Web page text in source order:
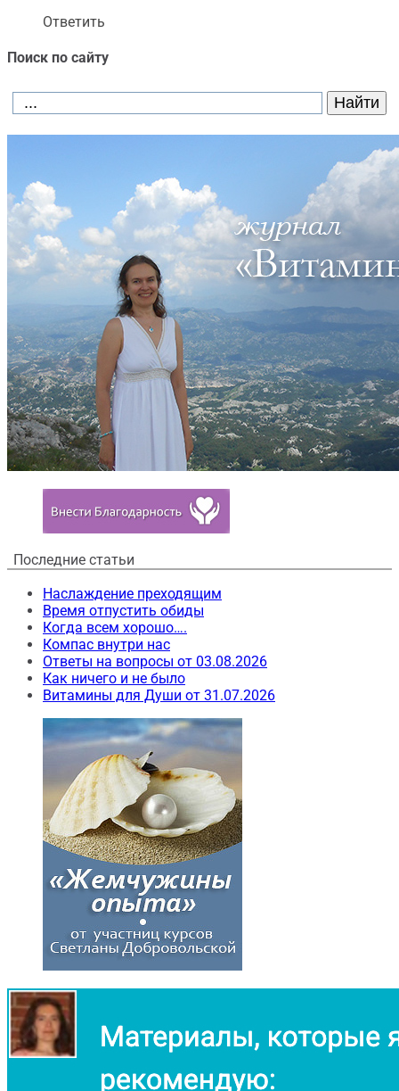
Ответить
Поиск по сайту
Последние статьи
Наслаждение преходящим
Время отпустить обиды
Когда всем хорошо….
Компас внутри нас
Ответы на вопросы от 03.08.2026
Как ничего и не было
Витамины для Души от 31.07.2026